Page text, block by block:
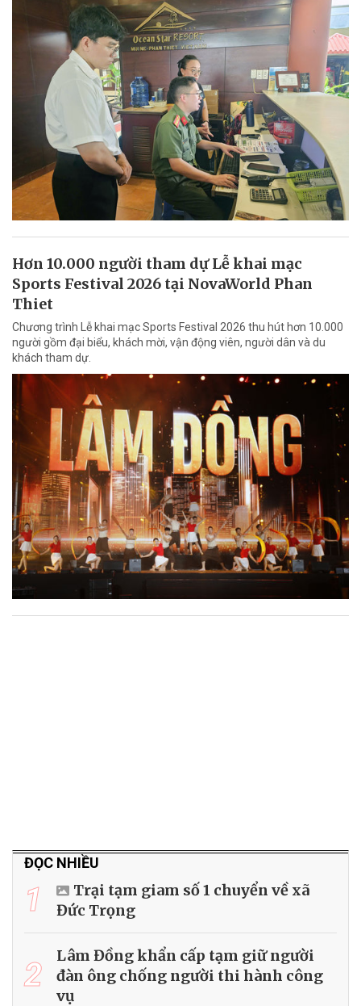
Hơn 10.000 người tham dự Lễ khai mạc
Sports Festival 2026 tại NovaWorld Phan
Thiet
Chương trình Lễ khai mạc Sports Festival 2026 thu hút hơn 10.000
người gồm đại biểu, khách mời, vận động viên, người dân và du
khách tham dự.
ĐỌC NHIỀU
1
Trại tạm giam số 1 chuyển về xã
Đức Trọng
2
Lâm Đồng khẩn cấp tạm giữ người
đàn ông chống người thi hành công
vụ